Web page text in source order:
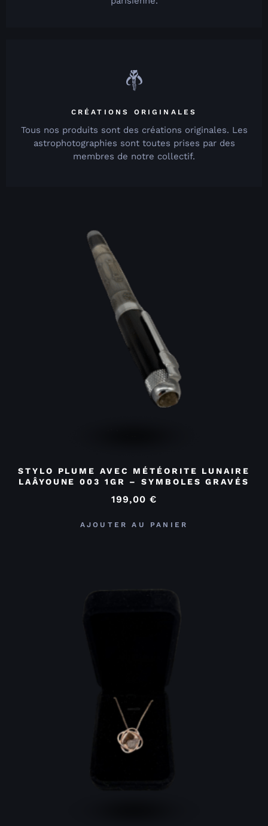
CRÉATIONS ORIGINALES
Tous nos produits sont des créations originales. Les
astrophotographies sont toutes prises par des
membres de notre collectif.
STYLO PLUME AVEC MÉTÉORITE LUNAIRE
LAÂYOUNE 003 1GR – SYMBOLES GRAVÉS
199,00 €
AJOUTER AU PANIER